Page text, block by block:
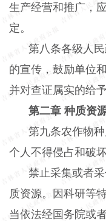
生产经营和推广，
定。
第八条各级人
的宣传，鼓励单位
并对查证属实的给
第二章 种质资
第九条农作物
个人不得侵占和破坏
禁止采集或者
质资源。因科研等
当依法经国务院或